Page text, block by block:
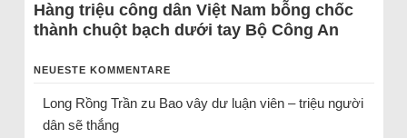
Hàng triệu công dân Việt Nam bỗng chốc
thành chuột bạch dưới tay Bộ Công An
NEUESTE KOMMENTARE
Long Rồng Trầnzu Bao vây dư luận viên – triệu người
dân sẽ thắng